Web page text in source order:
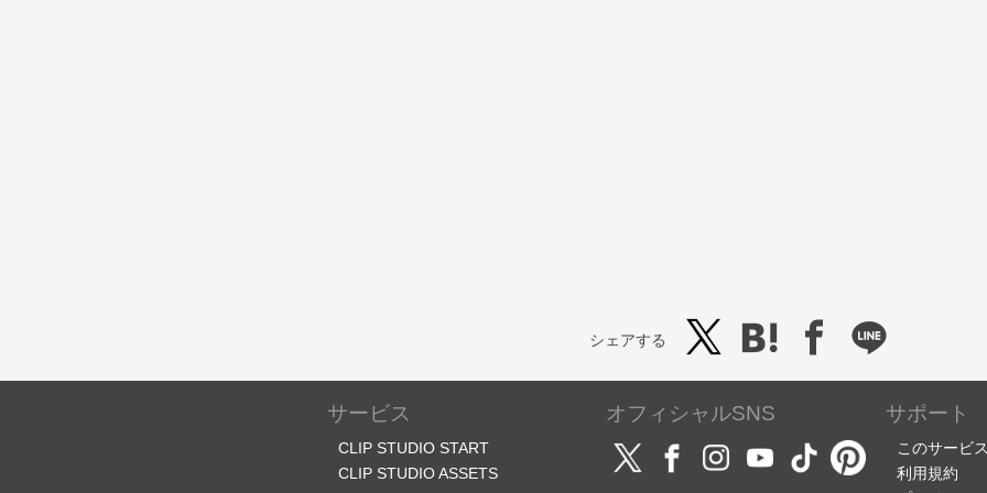
シェアする
サービス
CLIP STUDIO START
CLIP STUDIO ASSETS
オフィシャルSNS サポート
このサービ
利用規約